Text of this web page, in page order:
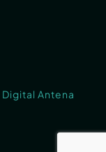
Antena